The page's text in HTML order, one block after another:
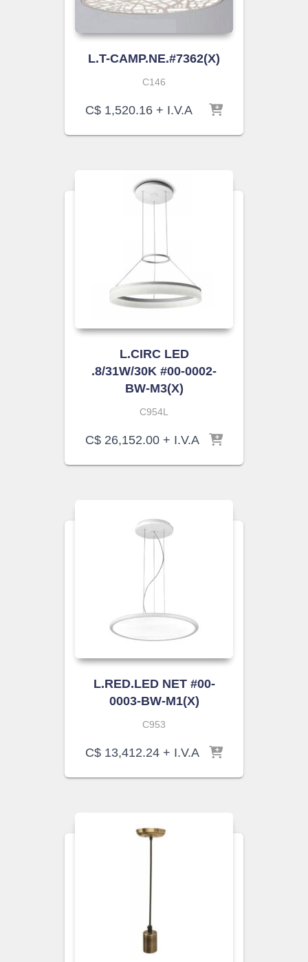
L.T-CAMP.NE.#7362(X)
C146
C$ 1,520.16 + I.V.A
L.CIRC LED
.8/31W/30K #00-0002-
BW-M3(X)
C954L
C$ 26,152.00 + I.V.A
L.RED.LED NET #00-
0003-BW-M1(X)
C953
C$ 13,412.24 + I.V.A